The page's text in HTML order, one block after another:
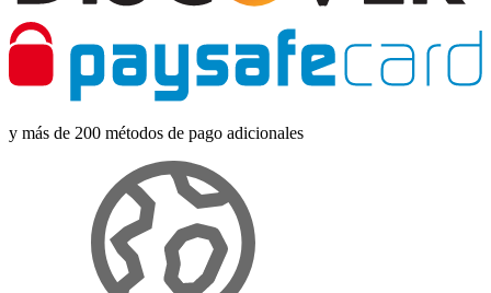
y más de 200 métodos de pago adicionales